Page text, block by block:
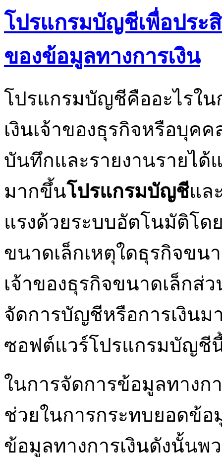
โปรแกรมบัญชีเพื่อประ
ของข้อมูลทางการเงิน
โปรแกรมบัญชีคืออะไรใน
เงินเจ้าของธุรกิจหรือบุค
บันทึกและรายงานรายไ
มากขึ้นโปรแกรมบัญชีแล
แรงด้วยระบบอัตโนมัติโด
ขนาดเล็กเหตุใดธุรกิจข
เจ้าของธุรกิจขนาดเล็กส่
จัดการบัญชีหรือการเงิน
ซอฟต์แวร์โปรแกรมบัญชี
ในการจัดการข้อมูลทาง
ช่วยในการกระทบยอดข้อ
ข้อมูลทางการเงินดังนั้นพ